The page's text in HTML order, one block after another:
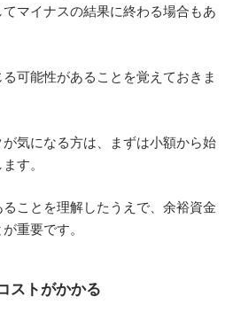
マイナスの結果に終わる場合もあ
可能性があることを覚えておきま
気になる方は、まずは小額から始
す。
ことを理解したうえで、余裕資金
重要です。
ストがかかる